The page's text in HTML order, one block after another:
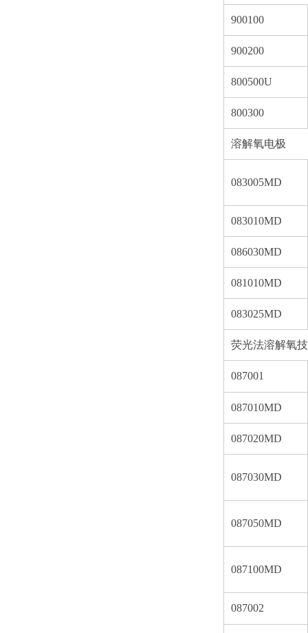
900100
900200
800500U
800300
溶解氧电极
083005MD
083010MD
086030MD
081010MD
083025MD
荧光法溶解氧
087001
087010MD
087020MD
087030MD
087050MD
087100MD
087002